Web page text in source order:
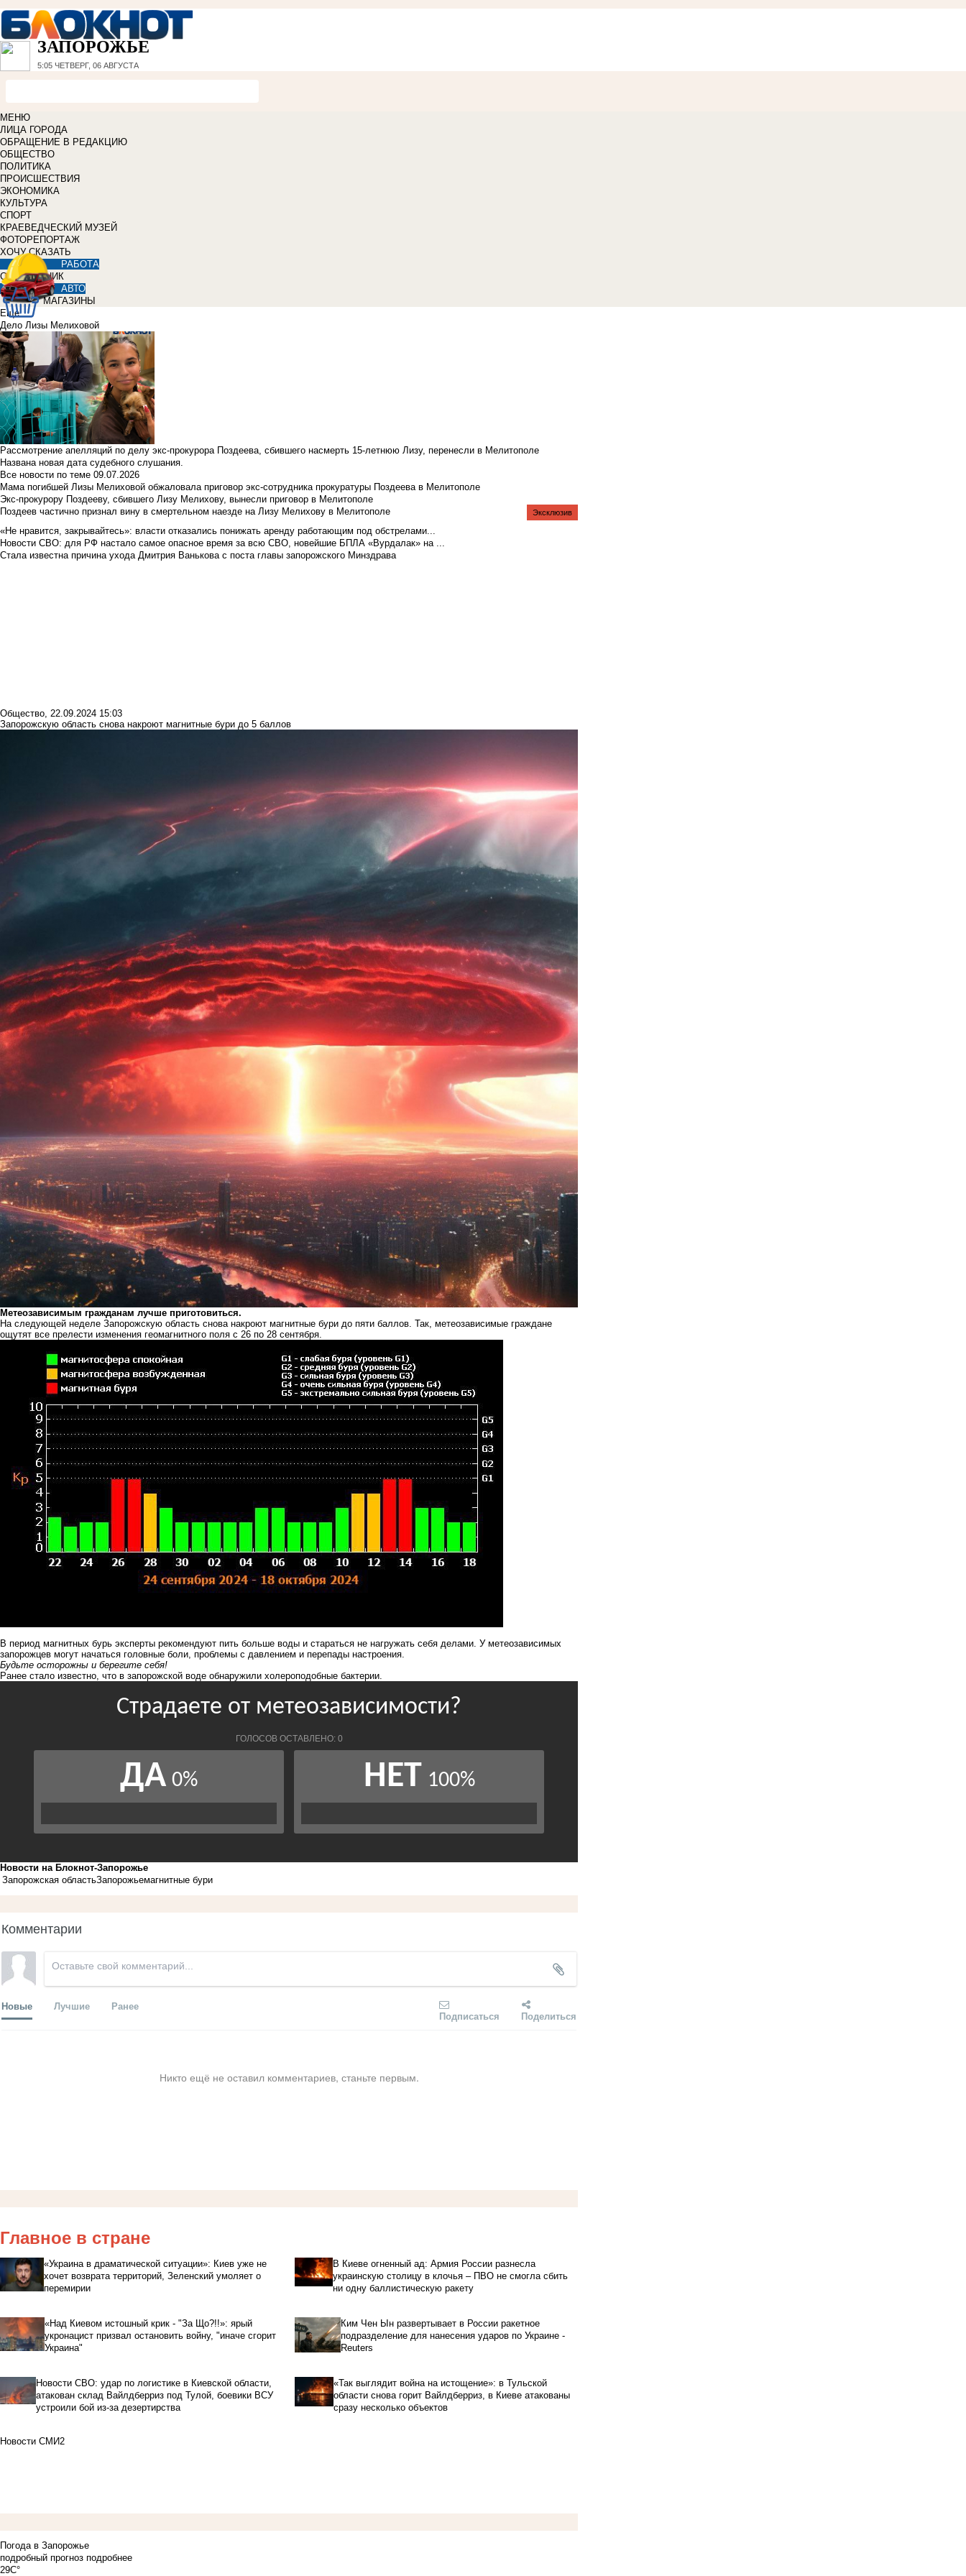
ЗАПОРОЖЬЕ
5:05 ЧЕТВЕРГ, 06 АВГУСТА
МЕНЮ
ЛИЦА ГОРОДА
ОБРАЩЕНИЕ В РЕДАКЦИЮ
ОБЩЕСТВО
ПОЛИТИКА
ПРОИСШЕСТВИЯ
ЭКОНОМИКА
КУЛЬТУРА
СПОРТ
КРАЕВЕДЧЕСКИЙ МУЗЕЙ
ФОТОРЕПОРТАЖ
ХОЧУ СКАЗАТЬ
РАБОТА
СПРАВОЧНИК
АВТО
МАГАЗИНЫ
Еще
Дело Лизы Мелиховой
Рассмотрение апелляций по делу экс-прокурора Поздеева, сбившего насмерть 15-летнюю Лизу, перенесли в Мелитополе
Названа новая дата судебного слушания.
Все новости по теме 09.07.2026
Мама погибшей Лизы Мелиховой обжаловала приговор экс-сотрудника прокуратуры Поздеева в Мелитополе
Экс-прокурору Поздееву, сбившего Лизу Мелихову, вынесли приговор в Мелитополе
Поздеев частично признал вину в смертельном наезде на Лизу Мелихову в Мелитополе
«Не нравится, закрывайтесь»: власти отказались понижать аренду работающим под обстрелами...
Новости СВО: для РФ настало самое опасное время за всю СВО, новейшие БПЛА «Вурдалак» на ...
Стала известна причина ухода Дмитрия Ванькова с поста главы запорожского Минздрава
Эксклюзив
Общество, 22.09.2024 15:03
Запорожскую область снова накроют магнитные бури до 5 баллов
Метеозависимым гражданам лучше приготовиться.
На следующей неделе Запорожскую область снова накроют магнитные бури до пяти баллов. Так, метеозависимые граждане
ощутят все прелести изменения геомагнитного поля с 26 по 28 сентября.
В период магнитных бурь эксперты рекомендуют пить больше воды и стараться не нагружать себя делами. У метеозависимых
запорожцев могут начаться головные боли, проблемы с давлением и перепады настроения.
Будьте осторожны и берегите себя!
Ранее стало известно, что в запорожской воде обнаружили холероподобные бактерии.
Новости на Блoкнoт-Запорожье
Запорожская областьЗапорожьемагнитные бури
Комментарии
Новые Лучшие Ранее
Подписаться Поделиться
Никто ещё не оставил комментариев, станьте первым.
Главное в стране
«Украина в драматической ситуации»: Киев уже не
хочет возврата территорий, Зеленский умоляет о
перемирии
В Киеве огненный ад: Армия России разнесла
украинскую столицу в клочья – ПВО не смогла сбить
ни одну баллистическую ракету
«Над Киевом истошный крик - "За Що?!!»: ярый
укронацист призвал остановить войну, "иначе сгорит
Украина"
Ким Чен Ын развертывает в России ракетное
подразделение для нанесения ударов по Украине -
Reuters
Новости СВО: удар по логистике в Киевской области,
атакован склад Вайлдберриз под Тулой, боевики ВСУ
устроили бой из-за дезертирства
«Так выглядит война на истощение»: в Тульской
области снова горит Вайлдберриз, в Киеве атакованы
сразу несколько объектов
Новости СМИ2
Погода в Запорожье
подробный прогноз подробнее
29C°